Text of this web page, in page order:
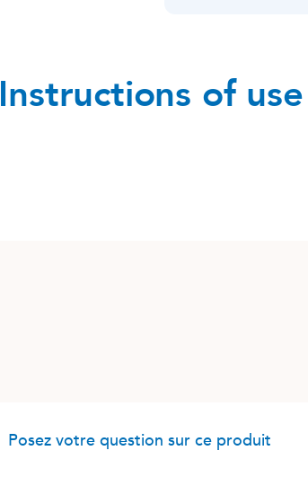
Instructions of use
Posez votre question sur ce produit